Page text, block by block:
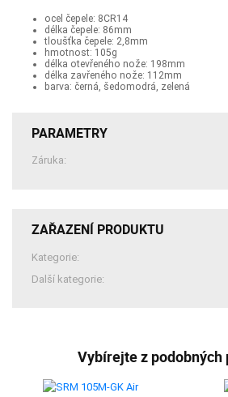
ocel čepele: 8CR14
délka čepele: 86mm
tloušťka čepele: 2,8mm
hmotnost: 105g
délka otevřeného nože: 198mm
délka zavřeného nože: 112mm
barva: černá, šedomodrá, zelená
PARAMETRY
Záruka:
ZAŘAZENÍ PRODUKTU
Kategorie:
Další kategorie:
Vybírejte z podobných